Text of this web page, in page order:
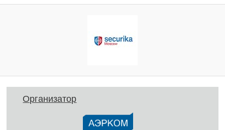
Организатор